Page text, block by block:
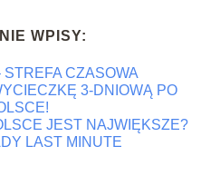
WPISY:
STREFA CZASOWA
3-DNIOWĄ PO
JEST NAJWIĘKSZE?
LAST MINUTE